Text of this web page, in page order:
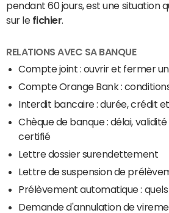
pendant 60 jours, est une situation
sur le fichier
RELATIONS AVEC SA BANQUE
Compte joint : ouvrir et fermer
Compte Orange Bank :
Interdit bancaire : durée, crédit
Chèque de banque : délai,
certifié
Lettre dossier surendettement
Lettre de suspension de
Prélèvement automatique :
Demande d'annulation de